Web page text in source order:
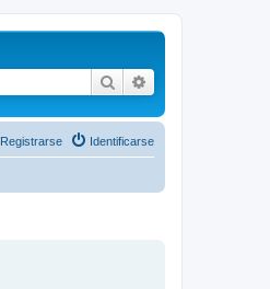
Buscar
Identificarse
Registrarse